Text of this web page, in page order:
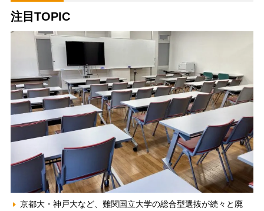
注目TOPIC
京都大・神戸大など、難関国立大学の総合型選抜が続々と廃